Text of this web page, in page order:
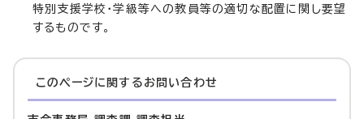
特別支援学校・学級等への教員等の適切な配置に関し要望
するものです。
このページに関する お問い合わせ